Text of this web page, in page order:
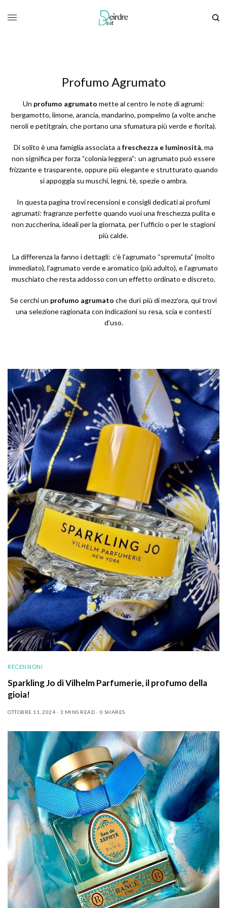
Profumo Agrumato
Un profumo agrumato mette al centro le note di agrumi:
bergamotto, limone, arancia, mandarino, pompelmo (a volte anche
neroli e petitgrain, che portano una sfumatura più verde e fiorita).
Di solito è una famiglia associata a freschezza e luminosità, ma
non significa per forza “colonia leggera”: un agrumato può essere
frizzante e trasparente, oppure più elegante e strutturato quando
si appoggia su muschi, legni, tè, spezie o ambra.
In questa pagina trovi recensioni e consigli dedicati ai profumi
agrumati: fragranze perfette quando vuoi una freschezza pulita e
non zuccherina, ideali per la giornata, per l’ufficio o per le stagioni
più calde.
La differenza la fanno i dettagli: c’è l’agrumato “spremuta” (molto
immediato), l’agrumato verde e aromatico (più adulto), e l’agrumato
muschiato che resta addosso con un effetto ordinato e discreto.
Se cerchi un profumo agrumato che duri più di mezz’ora, qui trovi
una selezione ragionata con indicazioni su resa, scia e contesti
d’uso.
RECENSIONI
Sparkling Jo di Vilhelm Parfumerie, il profumo della
gioia!
OTTOBRE 11, 2024 3 MINS READ 0 SHARES